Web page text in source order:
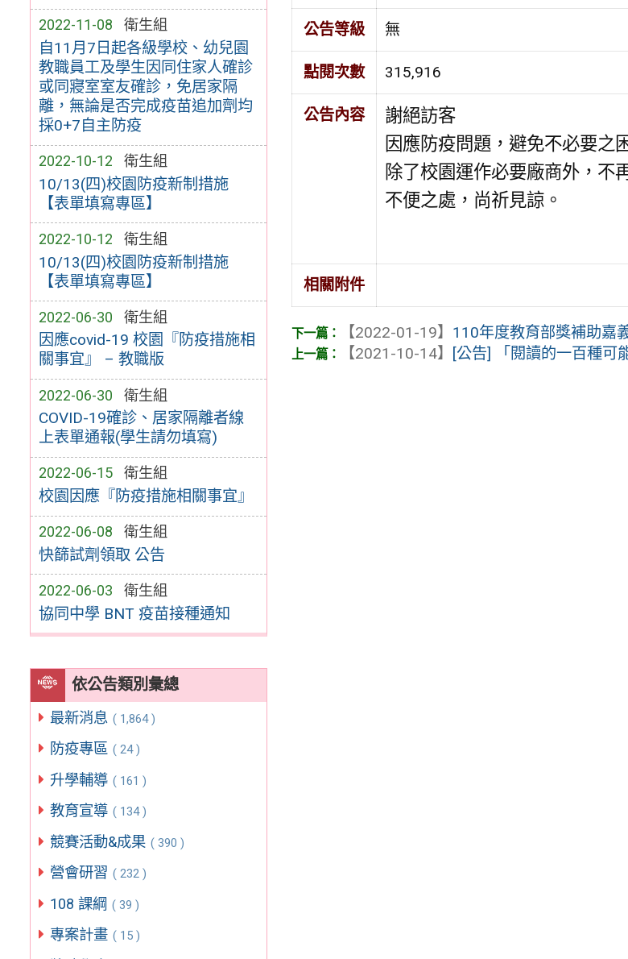
2022-11-08 衛生組
自11月7日起各級學校、幼兒園
教職員工及學生因同住家人確診
或同寢室室友確診，免居家隔
離，無論是否完成疫苗追加劑均
採0+7自主防疫
2022-10-12 衛生組
10/13(四)校園防疫新制措施
【表單填寫專區】
2022-10-12 衛生組
10/13(四)校園防疫新制措施
【表單填寫專區】
2022-06-30 衛生組
因應covid-19 校園『防疫措施相
關事宜』 – 教職版
2022-06-30 衛生組
COVID-19確診、居家隔離者線
上表單通報(學生請勿填寫)
2022-06-15 衛生組
校園因應『防疫措施相關事宜』
2022-06-08 衛生組
快篩試劑領取 公告
2022-06-03 衛生組
協同中學 BNT 疫苗接種通知
依公告類別彙總
最新消息 ( 1,864 )
防疫專區 ( 24 )
升學輔導 ( 161 )
教育宣導 ( 134 )
競賽活動&成果 ( 390 )
營會研習 ( 232 )
108 課綱 ( 39 )
專案計畫 ( 15 )
公告等級 無
點閱次數 315,916
公告內容
謝絕訪客
因應防疫問題，避免不必要之
除了校園運作必要廠商外，不
不便之處，尚祈見諒。
相關附件
【2022-01-19】 110年度教育部獎補助嘉
【2021-10-14】 [公告] 「閱讀的一百種可